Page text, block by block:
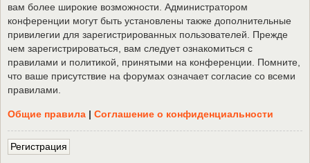
вам более широкие возможности. Администратором
конференции могут быть установлены также дополнительные
привилегии для зарегистрированных пользователей. Прежде
чем зарегистрироваться, вам следует ознакомиться с
правилами и политикой, принятыми на конференции. Помните,
что ваше присутствие на форумах означает согласие со всеми
правилами.
Общие правила | Соглашение о конфиденциальности
Регистрация